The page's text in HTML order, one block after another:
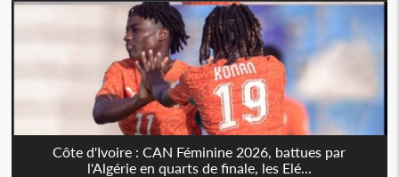
Côte d'Ivoire : CAN Féminine 2026, battues par
l'Algérie en quarts de finale, les Elé...